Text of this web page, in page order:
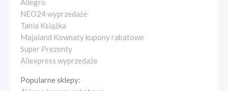
Allegro
NEO24 wyprzedaże
Tania Książka
Majaland Kownaty kupony rabatowe
Super Prezenty
Aliexpress wyprzedaże
Popularne sklepy: